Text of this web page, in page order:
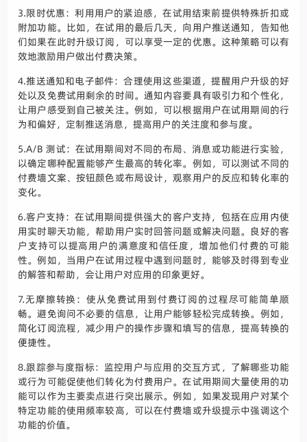
3.限时优惠：利用用户的紧迫感，在试用结束前提供特殊折扣或
附加功能。比如，在试用的最后几天，向用户推送通知，告知他
们如果在此时升级订阅，可以享受一定的优惠。这种策略可以有
效地激励用户做出付费决策。
4.推送通知和电子邮件：合理使用这些渠道，提醒用户升级的好
处以及免费试用剩余的时间。通知内容要具有吸引力和个性化，
让用户感受到自己被关注。例如，可以根据用户在试用期间的行
为和偏好，定制推送消息，提高用户的关注度和参与度。
5.A/B 测试：在试用期间对不同的布局、消息或功能进行实验，
以确定哪种配置能够产生最高的转化率。例如，可以测试不同的
付费墙文案、按钮颜色或布局设计，观察用户的反应和转化率的
变化。
6.客户支持：在试用期间提供强大的客户支持，包括在应用内使
用实时聊天功能，帮助用户实时回答问题或解决问题。良好的客
户支持可以提高用户的满意度和信任度，增加他们付费的可能
性。例如，当用户在试用过程中遇到问题时，能够及时得到专业
的解答和帮助，会让用户对应用的印象更好。
7.无摩擦转换：使从免费试用到付费订阅的过程尽可能简单顺
畅。避免询问不必要的信息，让用户能够轻松完成转换。例如，
简化订阅流程，减少用户的操作步骤和填写的信息，提高转换的
便捷性。
8.跟踪参与度指标：监控用户与应用的交互方式，了解哪些功能
或行为可能促使他们转化为付费用户。在试用期间大量使用的功
能可以作为主要卖点进行突出展示。例如，如果发现用户对某个
特定功能的使用频率较高，可以在付费墙或升级提示中强调这个
功能的价值。